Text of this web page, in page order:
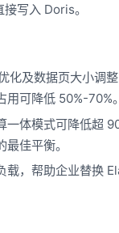
写入 Doris。
化及数据页大小调
可降低 50%-70%。
体模式可降低超
佳平衡。
载，帮助企业替